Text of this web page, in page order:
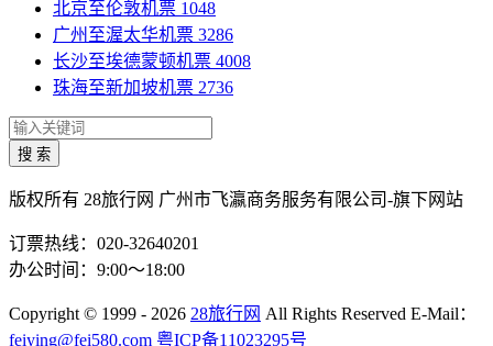
北京至伦敦机票 1048
广州至渥太华机票 3286
长沙至埃德蒙顿机票 4008
珠海至新加坡机票 2736
搜 索
版权所有 28旅行网 广州市飞瀛商务服务有限公司-旗下网站
订票热线：020-32640201
办公时间：9:00～18:00
Copyright © 1999 - 2026 28旅行网 All Rights Reserved E-Mail：
feiying@fei580.com 粤ICP备11023295号